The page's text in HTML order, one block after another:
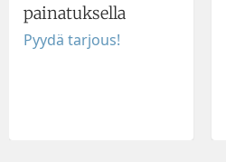
painatuksella
Pyydä tarjous!